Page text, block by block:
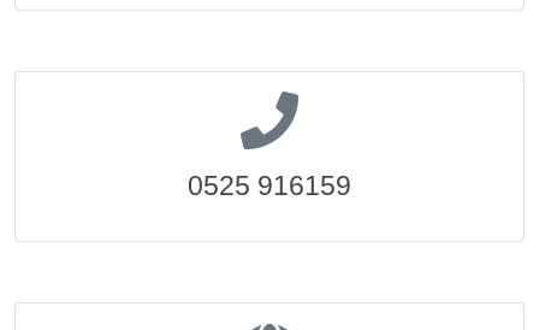
0525 916159